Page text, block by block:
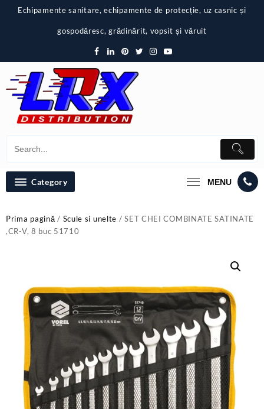
Echipamente sanitare, echipamente de protecție, uz casnic și
gospodăresc, grădinărit, vopsit și văruit
Category MENU
Prima pagină/ Scule si unelte / SET CHEI COMBINATE SATINATE
,CR-V, 8 buc 51710